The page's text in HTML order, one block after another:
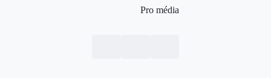
Pro média